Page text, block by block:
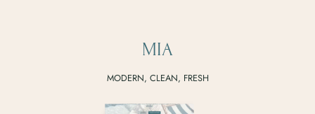
MIA
MODERN, CLEAN, FRESH